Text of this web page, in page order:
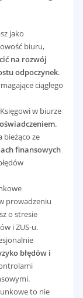
jako
biuru,
na rozwój
odpoczynek.
ciągłego
Księgowi w biurze
.
bieżąco ze
finansowych
prowadzeniu
o stresie
i ZUS-u.
błędów i
to nie